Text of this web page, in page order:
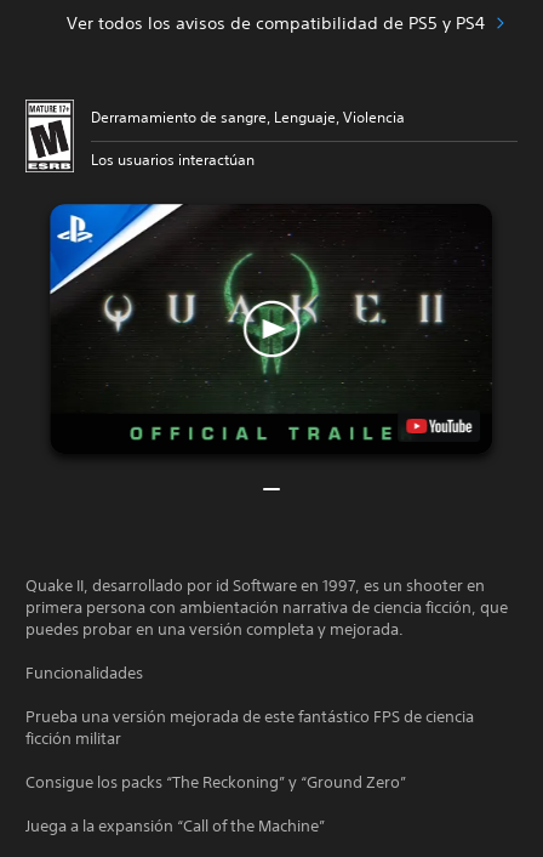
Ver todos los avisos de compatibilidad de PS5 y PS4
Derramamiento de sangre, Lenguaje, Violencia
Los usuarios interactúan
Quake II, desarrollado por id Software en 1997, es un shooter en
primera persona con ambientación narrativa de ciencia ficción, que
puedes probar en una versión completa y mejorada.
Funcionalidades
Prueba una versión mejorada de este fantástico FPS de ciencia
ficción militar
Consigue los packs “The Reckoning” y “Ground Zero”
Juega a la expansión “Call of the Machine”